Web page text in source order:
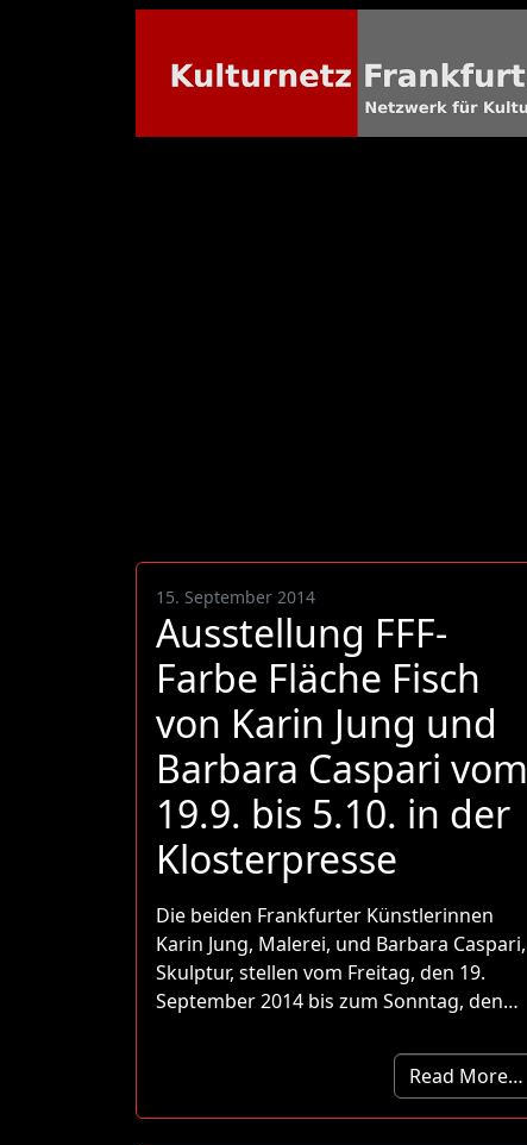
15. September 2014
Ausstellung FFF-
Farbe Fläche Fisch
von Karin Jung und
Barbara Caspari vom
19.9. bis 5.10. in der
Klosterpresse
Die beiden Frankfurter Künstlerinnen
Karin Jung, Malerei, und Barbara Caspari,
Skulptur, stellen vom Freitag, den 19.
September 2014 bis zum Sonntag, den…
Read More…